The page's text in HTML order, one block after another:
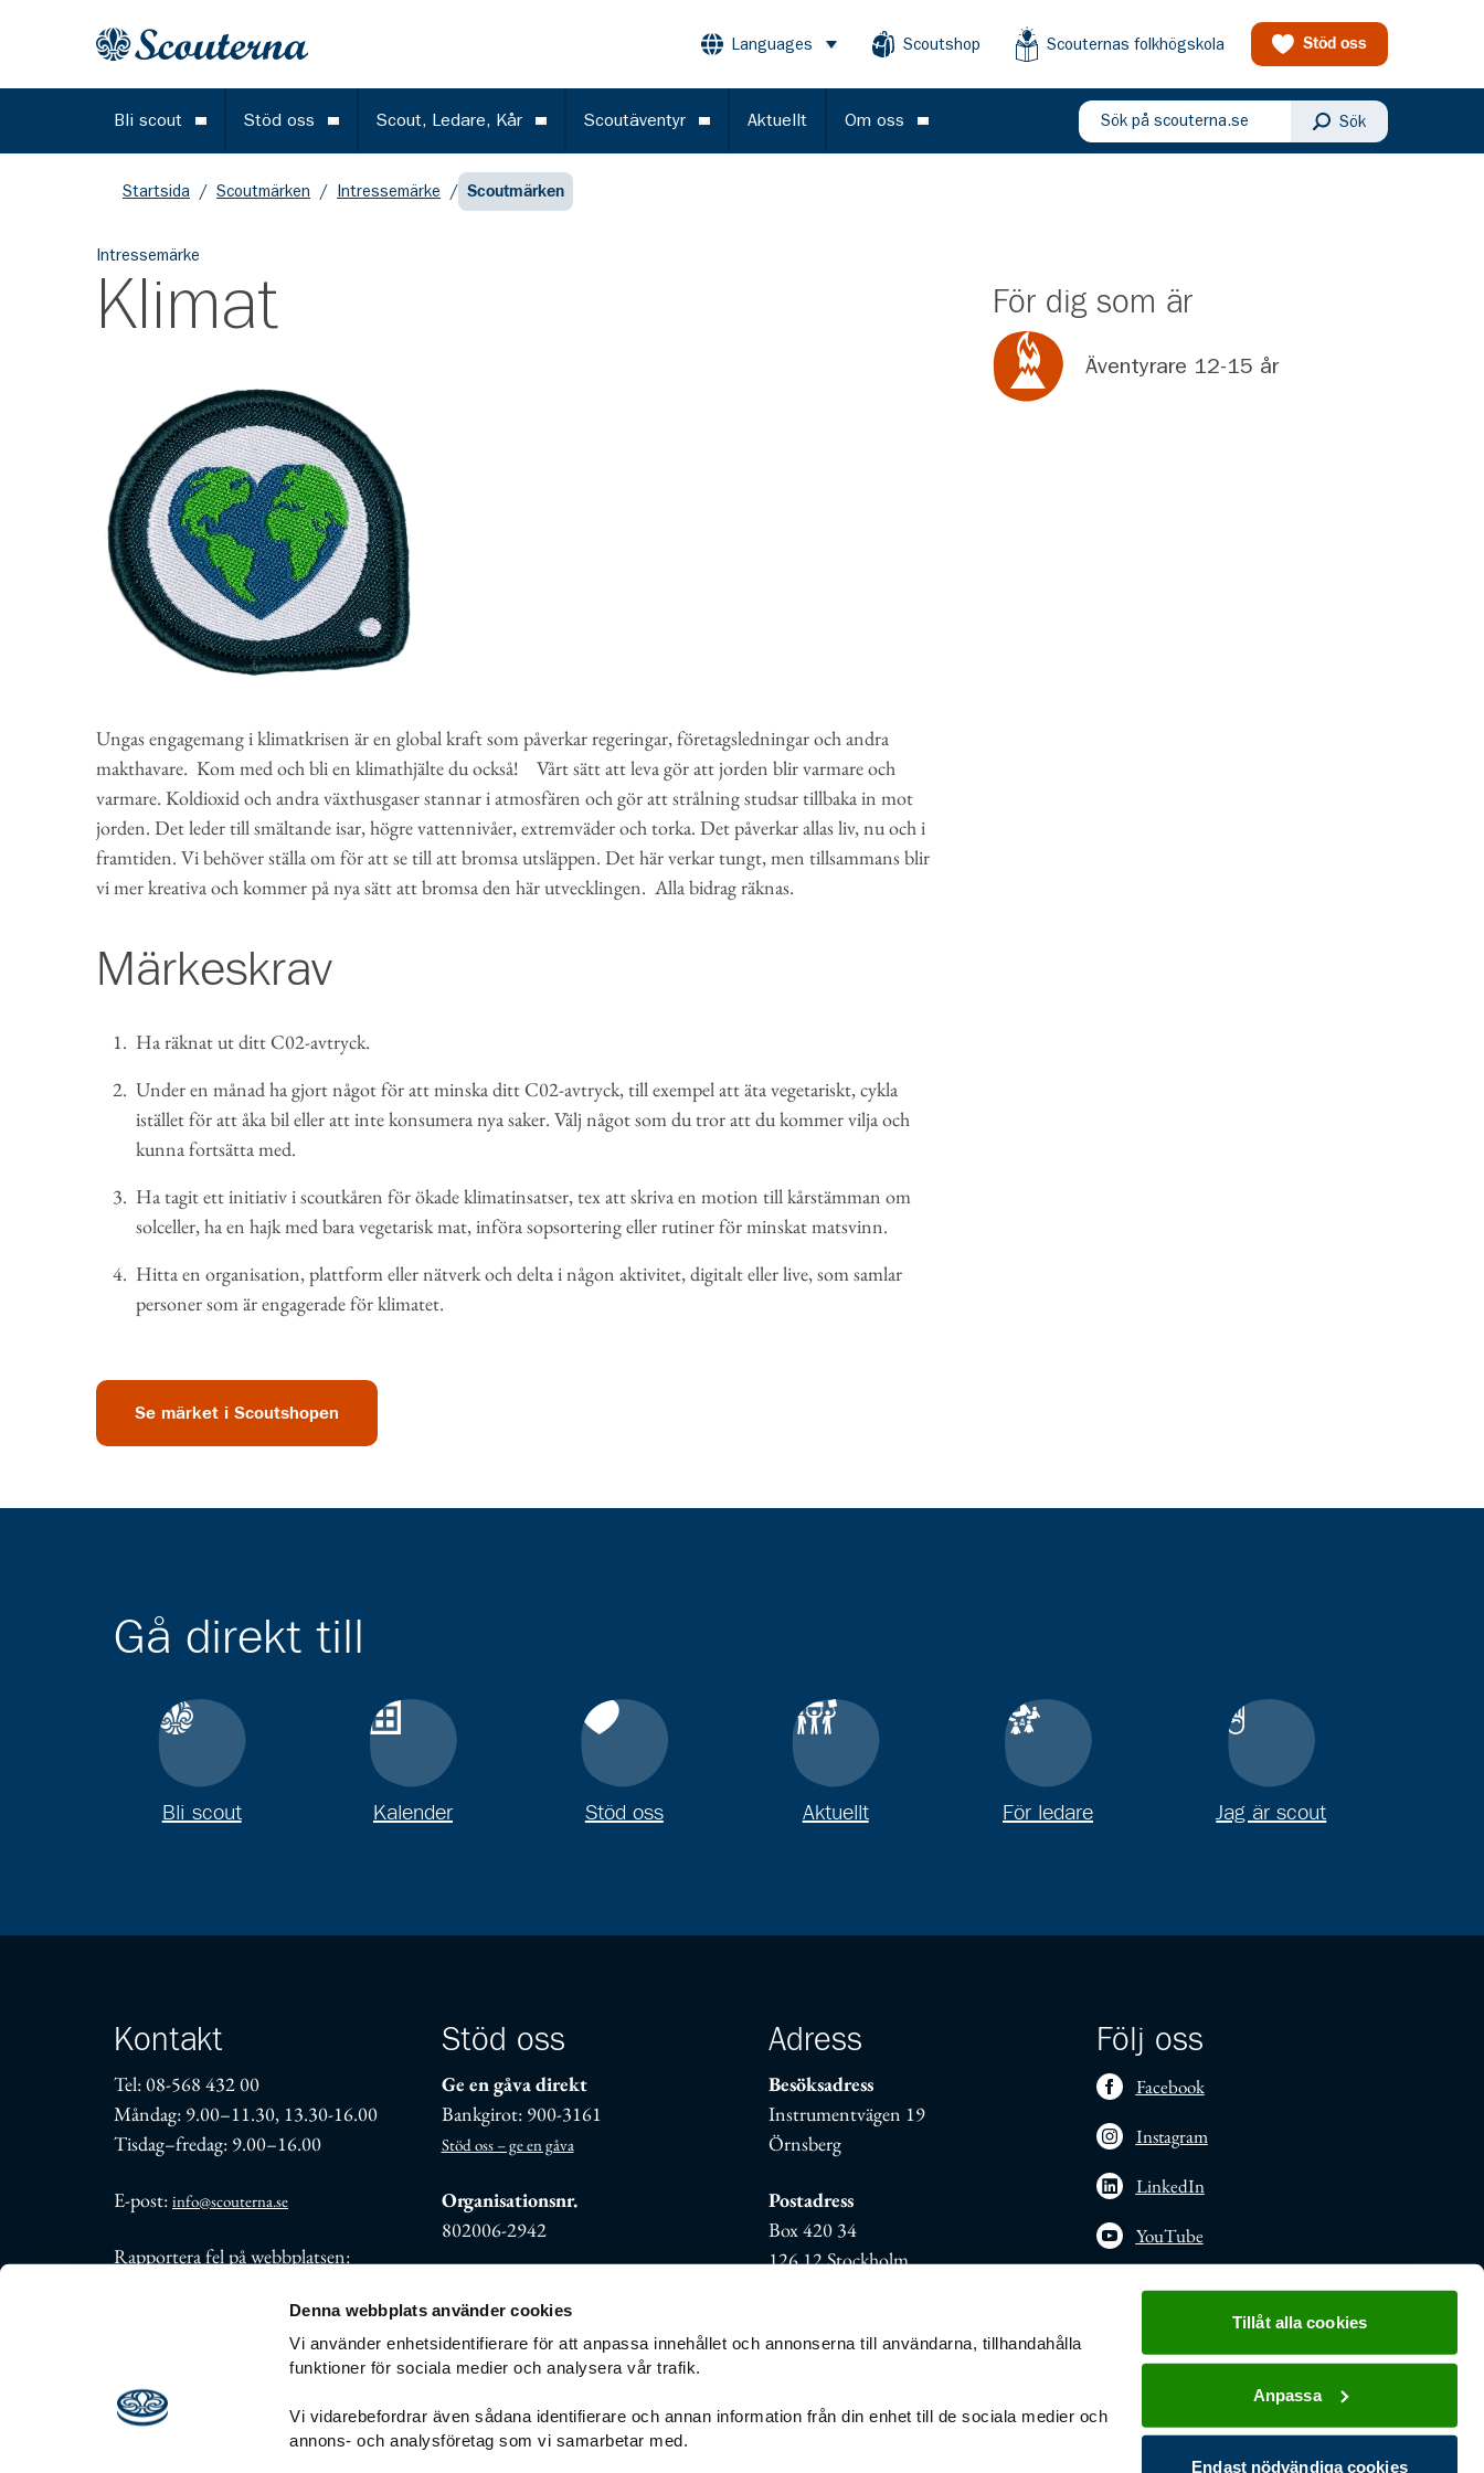
Denna webbplats använder cookies
Vi använder enhetsidentifierare för att anpassa innehållet och annonserna till användarna, tillhandahålla
funktioner för sociala medier och analysera vår trafik.
Vi vidarebefordrar även sådana identifierare och annan information från din enhet till de sociala medier och
annons- och analysföretag som vi samarbetar med.
Tillåt alla cookies
Anpassa
Endast nödvändiga cookies
Gå till huvudinnehållet
Languages Öppna menyScoutshop Scouternas folkhögskola Stöd oss
Bli scout Öppna meny
Stöd oss Öppna meny
Scout, Ledare, Kår Öppna meny
Scoutäventyr Öppna meny
Aktuellt Om oss Öppna meny
Sök på scouterna.se Sök
Startsida / Scoutmärken / Intressemärke / Scoutmärken
Intressemärke
Klimat
Ungas engagemang i klimatkrisen är en global kraft som påverkar regeringar, företagsledningar och andra
makthavare. Kom med och bli en klimathjälte du också! Vårt sätt att leva gör att jorden blir varmare och
varmare. Koldioxid och andra växthusgaser stannar i atmosfären och gör att strålning studsar tillbaka in mot
jorden. Det leder till smältande isar, högre vattennivåer, extremväder och torka. Det påverkar allas liv, nu och i
framtiden. Vi behöver ställa om för att se till att bromsa utsläppen. Det här verkar tungt, men tillsammans blir
vi mer kreativa och kommer på nya sätt att bromsa den här utvecklingen. Alla bidrag räknas.
Märkeskrav
Ha räknat ut ditt C02-avtryck.
Under en månad ha gjort något för att minska ditt C02-avtryck, till exempel att äta vegetariskt, cykla
istället för att åka bil eller att inte konsumera nya saker. Välj något som du tror att du kommer vilja och
kunna fortsätta med.
Ha tagit ett initiativ i scoutkåren för ökade klimatinsatser, tex att skriva en motion till kårstämman om
solceller, ha en hajk med bara vegetarisk mat, införa sopsortering eller rutiner för minskat matsvinn.
Hitta en organisation, plattform eller nätverk och delta i någon aktivitet, digitalt eller live, som samlar
personer som är engagerade för klimatet.
Se märket i Scoutshopen
För dig som är
Äventyrare 12-15 år
Gå direkt till
Bli scout Kalender Stöd oss Aktuellt För ledare Jag är scout
Kontakt
Tel: 08-568 432 00
Måndag: 9.00–11.30, 13.30-16.00
Tisdag–fredag: 9.00–16.00
E-post: info@scouterna.se
Rapportera fel på webbplatsen:
Stöd oss
Ge en gåva direkt
Bankgirot: 900-3161
Stöd oss – ge en gåva
Organisationsnr.
802006-2942
Adress
Besöksadress
Instrumentvägen 19
Örnsberg
Postadress
Box 420 34
126 12 Stockholm
Följ oss
Facebook
Instagram
LinkedIn
YouTube